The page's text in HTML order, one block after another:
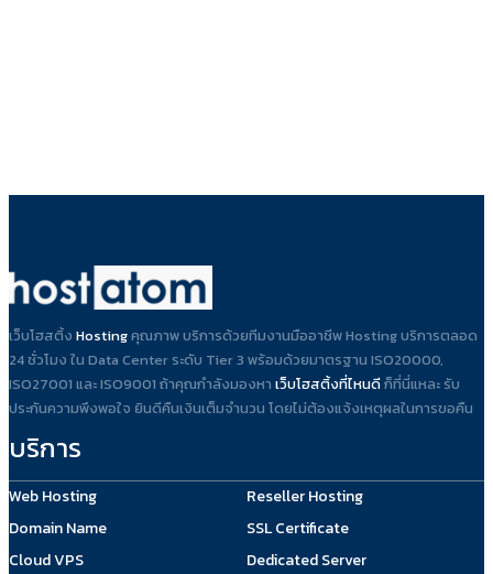
เว็บโฮสติ้ง Hostingคุณภาพ บริการด้วยทีมงานมืออาชีพ Hosting บริการตลอด
24 ชั่วโมง ใน Data Center ระดับ Tier 3 พร้อมด้วยมาตรฐาน ISO20000,
ISO27001 และ ISO9001 ถ้าคุณกำลังมองหา เว็บโฮสติ้งที่ไหนดีก็ที่นี่แหละ รับ
ประกันความพึงพอใจ ยินดีคืนเงินเต็มจำนวน โดยไม่ต้องแจ้งเหตุผลในการขอคืน
บริการ
Web Hosting
Domain Name
Cloud VPS
Reseller Hosting
SSL Certificate
Dedicated Server